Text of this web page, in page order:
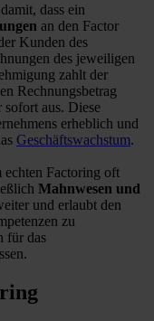
dass ein
an den Factor
Kunden des
des jeweiligen
zahlt der
Rechnungsbetrag
aus. Diese
erheblich und
Geschäftswachstum.
echten Factoring oft
Mahnwesen und
und erlaubt den
zu
für das